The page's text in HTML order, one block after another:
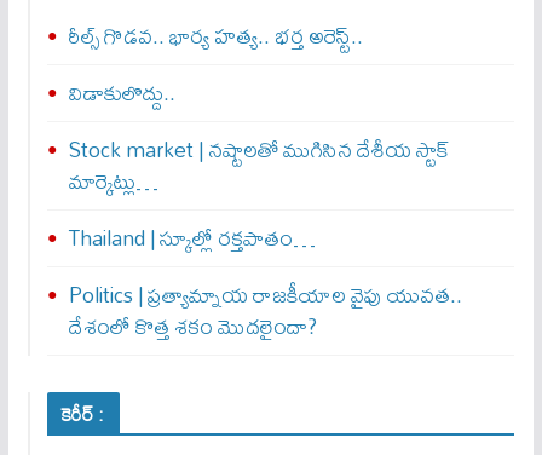
రీల్స్ గొడవ.. భార్య హత్య.. భర్త అరెస్ట్..
విడాకులొద్దు..
Stock market | నష్టాలతో ముగిసిన దేశీయ స్టాక్
మార్కెట్లు…
Thailand | స్కూల్లో రక్తపాతం…
Politics | ప్రత్యామ్నాయ రాజకీయాల వైపు యువత..
దేశంలో కొత్త శకం మొదలైందా?
కెరీర్ :